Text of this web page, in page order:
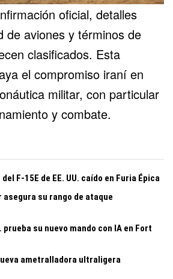
oficial, detalles
de aviones y términos de
clasificados. Esta
el compromiso iraní en
militar, con particular
y combate.
F-15E de EE. UU. caído en Furia Épica
asegura su rango de ataque
prueba su nuevo mando con IA en Fort
ametralladora ultraligera